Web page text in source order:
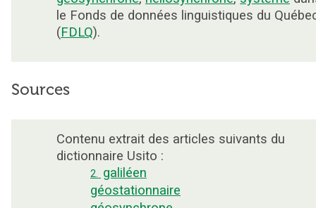
le Fonds de données linguistiques du
(FDLQ).
Sources
Contenu extrait des articles suivants du
dictionnaire Usito :
2. galiléen
géostationnaire